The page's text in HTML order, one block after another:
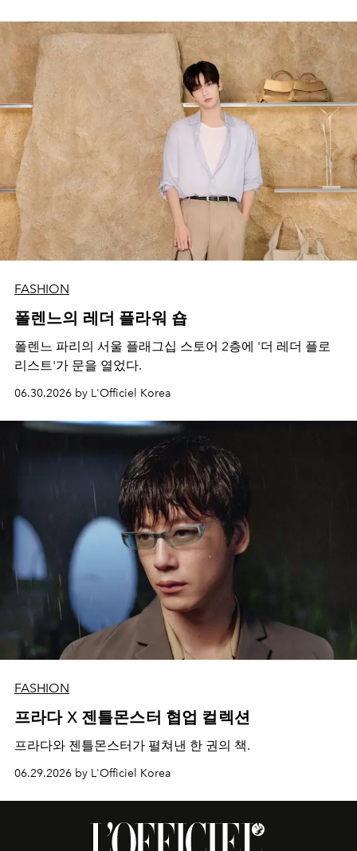
FASHION
폴렌느의 레더 플라워 숍
폴렌느 파리의 서울 플래그십 스토어 2층에 '더 레더 플로
리스트'가 문을 열었다.
06.30.2026 by L'Officiel Korea
FASHION
프라다 X 젠틀몬스터 협업 컬렉션
프라다와 젠틀몬스터가 펼쳐낸 한 권의 책.
06.29.2026 by L'Officiel Korea